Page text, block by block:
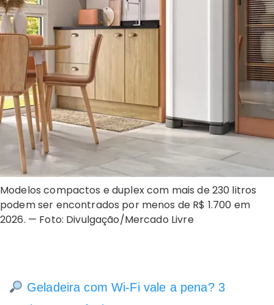
Modelos compactos e duplex com mais de 230 litros
podem ser encontrados por menos de R$ 1.700 em
2026. — Foto: Divulgação/Mercado Livre
Geladeira com Wi-Fi vale a pena? 3